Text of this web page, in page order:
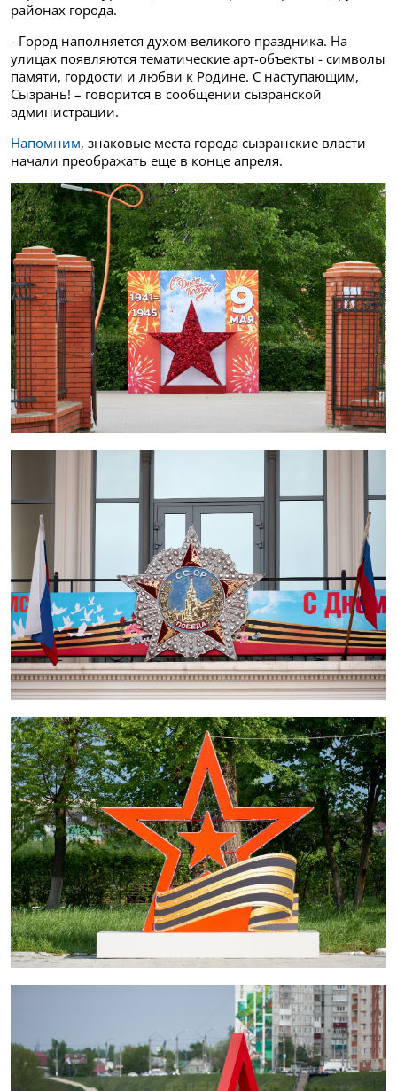
районах города.
- Город наполняется духом великого праздника. На
улицах появляются тематические арт-объекты - символы
памяти, гордости и любви к Родине. С наступающим,
Сызрань! – говорится в сообщении сызранской
администрации.
Напомним, знаковые места города сызранские власти
начали преображать еще в конце апреля.